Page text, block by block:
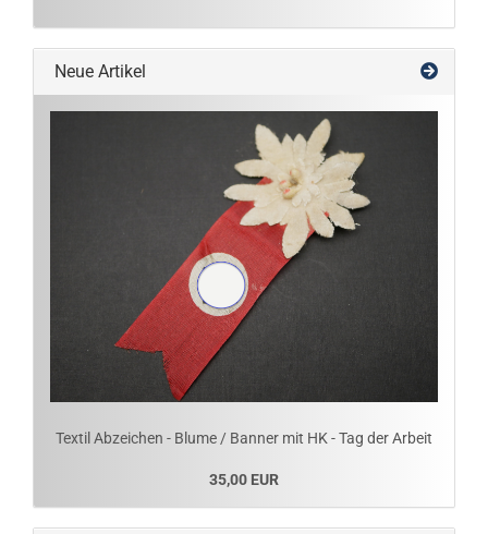
Neue Artikel
Textil Abzeichen - Blume / Banner mit HK - Tag der Arbeit
35,00 EUR